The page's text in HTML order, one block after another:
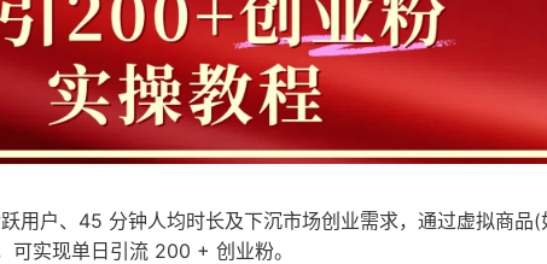
用户、45 分钟人均时长及下沉市场创业需求，通过虚拟商品
可实现单日引流 200 + 创业粉。